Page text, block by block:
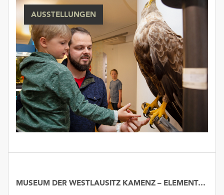
unserer
Datenschutzerklärung
oder
dem
Impressum
AUSSTELLUNGEN
MUSEUM DER WESTLAUSITZ KAMENZ – ELEMENTARIUM
Datum